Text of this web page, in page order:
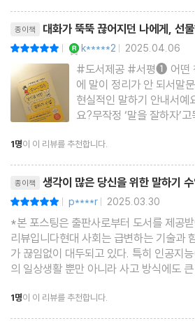
모임은 관계를 넓히는 소중한 기회
낯선 이에게 말을 건네는 법
좋은 인상을 남기는 말투
아이디어가 샘솟는 비즈니스 대화법
마치며 대화가 통하는 단 한 사람만 있어도
하게 되는데요.
종이책 대화가 뚝뚝 끊어지던 나에게, 선
| k*****2 | 2025.04.06
#도서제공 #서평➊ 어떤
에 말이 정리가 안 되서말
현실적인 말하기 안내서
요?무작정 ‘말을 잘하자’
말이 막히는지를 심리적
대화를 이어가는 방법을알
좋았습니다.이 책을 읽으며
1명이 이 리뷰를 추천합니다.
종이책 생각이 많은 당신을 위한 말하기
| p****r | 2025.03.30
*본 포스팅은 출판사로부터 도서를 제공
리뷰입니다현대 사회는 급변하는 기술과
가 끊임없이 대두되고 있다. 특히 인공지
의 일상생활 뿐만 아니라 사고 방식에도
러한 변화 속에서 인간만의 고유한 능력
고의 중요성이 더욱 부각되고 있다. 따라
1명이 이 리뷰를 추천합니다.